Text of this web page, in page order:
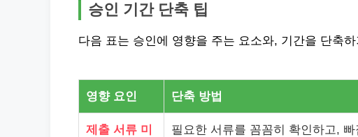
승인 기간 단축 팁
다음 표는 승인에 영향을 주는 요소와, 기간을 단축
영향 요인 단축 방법
제출 서류 미
필요한 서류를 꼼꼼히 확인하고,